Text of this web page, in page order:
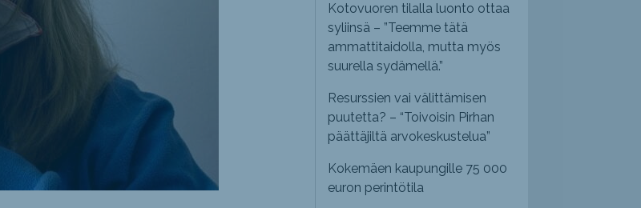
Kotovuoren tilalla luonto ottaa
syliinsä – ”Teemme tätä
ammattitaidolla, mutta myös
suurella sydämellä.”
Resurssien vai välittämisen
puutetta? – “Toivoisin Pirhan
päättäjiltä arvokeskustelua”
Kokemäen kaupungille 75 000
euron perintötila